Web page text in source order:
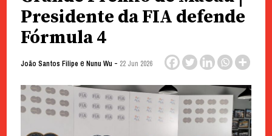
Presidente da FIA defende
Fórmula 4
João Santos Filipe e Nunu Wu - 22 Jun 2026